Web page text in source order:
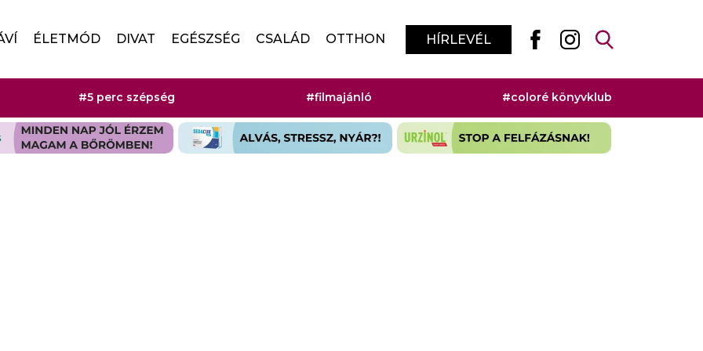
ÉLETMÓD DIVAT EGÉSZSÉG CSALÁD OTTHON HÍRLEVÉL
#5 perc szépség #filmajánló #coloré könyvklub